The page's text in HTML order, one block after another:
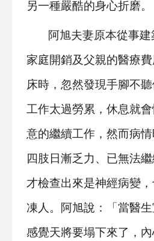
另一種嚴酷的身心折磨。
阿旭夫妻原本從事
家庭開銷及父親的醫療
床時，忽然發現手腳不
工作太過勞累，休息就
意的繼續工作，然而病
四肢日漸乏力、已無法
才檢查出來是神經病變
凍人。阿旭說：「當醫生
感覺天將要塌下來了，